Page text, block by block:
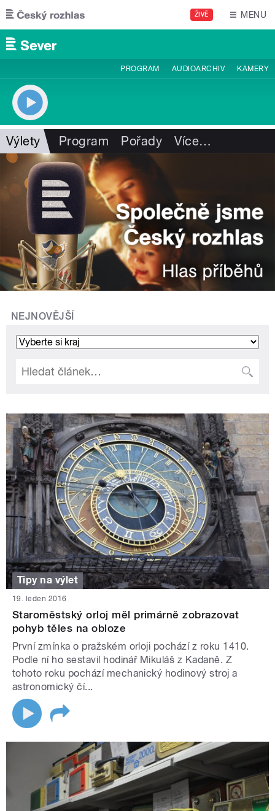
Přejít k hlavnímu obsahu
ŽIVĚ MENU
PROGRAM AUDIOARCHIV KAMERY
Výlety Program Pořady Více…
NEJNOVĚJŠÍ
Tipy na výlet
19. leden 2016
Staroměstský orloj měl primárně zobrazovat
pohyb těles na obloze
První zmínka o pražském orloji pochází z roku 1410.
Podle ní ho sestavil hodinář Mikuláš z Kadaně. Z
tohoto roku pochází mechanický hodinový stroj a
astronomický čí...